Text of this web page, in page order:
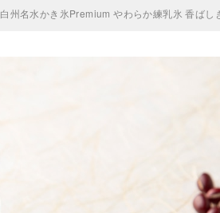
白州名水かき氷Premium やわらか練乳氷 香ばし